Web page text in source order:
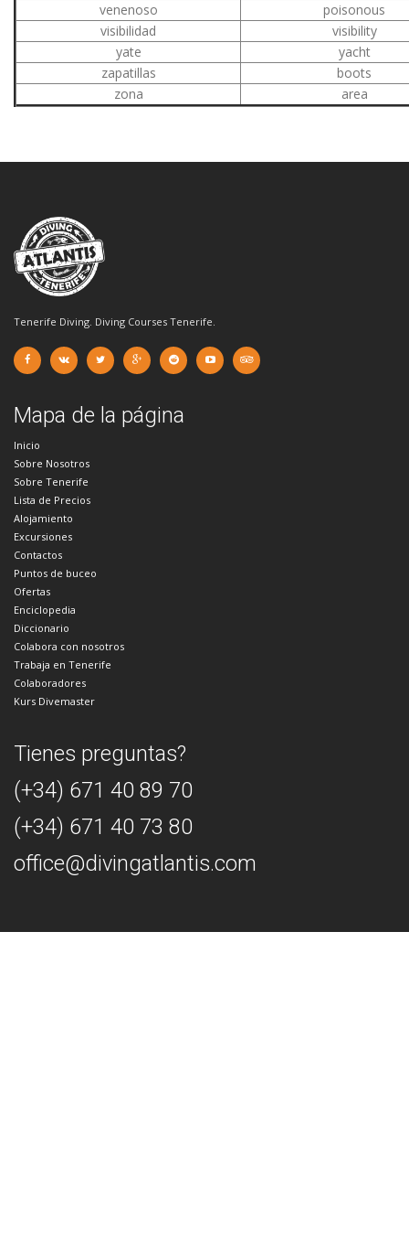
venenoso
poisonous
visibilidad
visibility
yate
yacht
zapatillas
boots
zona
area
Tenerife Diving. Diving Courses Tenerife.
Mapa de la página
Inicio
Sobre Nosotros
Sobre Tenerife
Lista de Precios
Alojamiento
Excursiones
Contactos
Puntos de buceo
Ofertas
Enciclopedia
Diccionario
Colabora con nosotros
Trabaja en Tenerife
Colaboradores
Kurs Divemaster
Tienes preguntas?
(+34) 671 40 89 70
(+34) 671 40 73 80
office@divingatlantis.com